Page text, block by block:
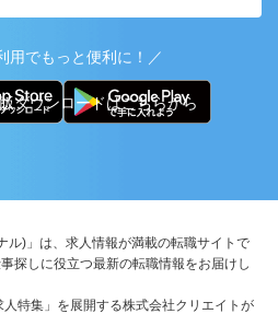
用でもっと便利に！／
ダウンロードはこちらから
ル)」は、求人情報が満載の転職サイトで
探しに役立つ最新の転職情報をお届けし
特集」を展開する株式会社クリエイトが